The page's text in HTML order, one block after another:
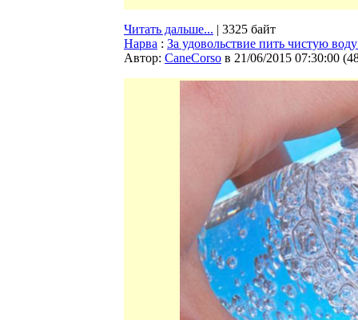
Читать дальше... | 3325 байт
Нарва : За удовольствие пить чистую
Автор: CaneCorso в 21/06/2015 07:30:00 (